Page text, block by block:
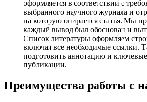
оформляется в соответствии с
выбранного научного журнала и
на которую опирается статья. Мы
каждый вывод был обоснован и
Список литературы оформляем
включая все необходимые ссылки.
подготовить аннотацию и
публикации.
Преимущества работы с